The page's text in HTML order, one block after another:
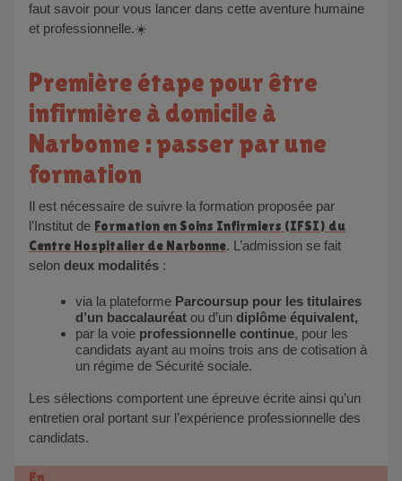
faut savoir pour vous lancer dans cette aventure humaine
et professionnelle.☀️
Première étape pour être
infirmière à domicile à
Narbonne : passer par une
formation
l’Institut de Formation en Soins Infirmiers (IFSI) du
Centre Hospitalier de Narbonne. L’admission se fait
selon deux modalités :
via la plateforme Parcoursup pour les titulaires
d’un baccalauréat ou d’un diplôme équivalent,
par la voie professionnelle continue, pour les
candidats ayant au moins trois ans de cotisation à
un régime de Sécurité sociale.
Les sélections comportent une épreuve écrite ainsi qu’un
entretien oral portant sur l’expérience professionnelle des
candidats.
En